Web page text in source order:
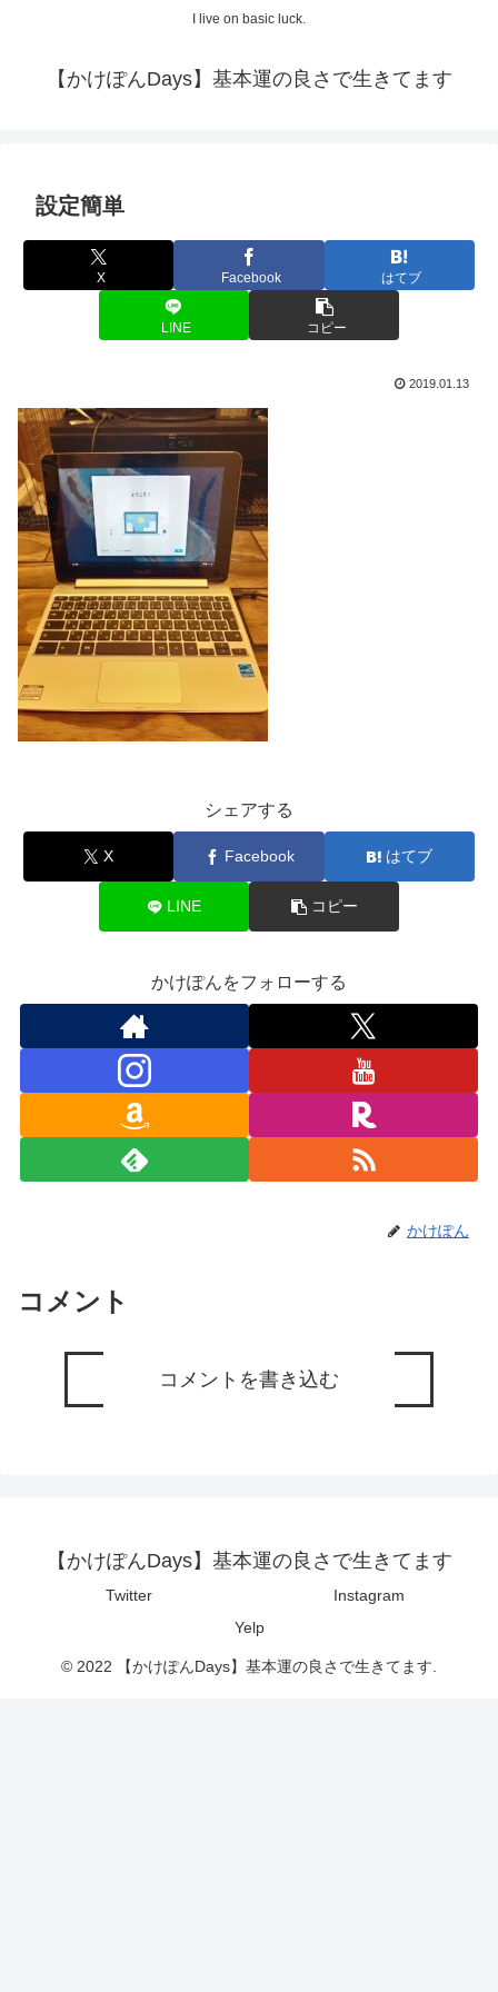
I live on basic luck.
【かけぽんDays】基本運の良さで生きてます
設定簡単
X Facebook はてブ
LINE コピー
2019.01.13
シェアする
X Facebook はてブ
LINE コピー
かけぽんをフォローする
かけぽん
コメント
コメントを書き込む
【かけぽんDays】基本運の良さで生きてます
Twitter
Instagram
Yelp
© 2022 【かけぽんDays】基本運の良さで生きてます.